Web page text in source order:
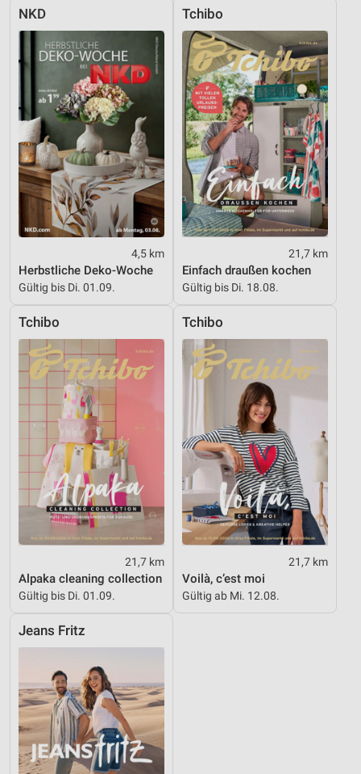
NKD
4,5 km
Herbstliche Deko-Woche
Gültig bis Di. 01.09.
Tchibo
21,7 km
Einfach draußen kochen
Gültig bis Di. 18.08.
Tchibo
21,7 km
Alpaka cleaning collection
Gültig bis Di. 01.09.
Tchibo
21,7 km
Voilà, c’est moi
Gültig ab Mi. 12.08.
Jeans Fritz